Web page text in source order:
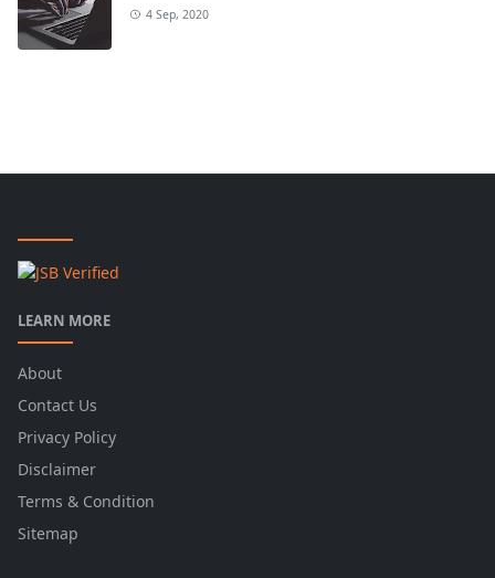
4 Sep, 2020
LEARN MORE
About
Contact Us
Privacy Policy
Disclaimer
Terms & Condition
Sitemap